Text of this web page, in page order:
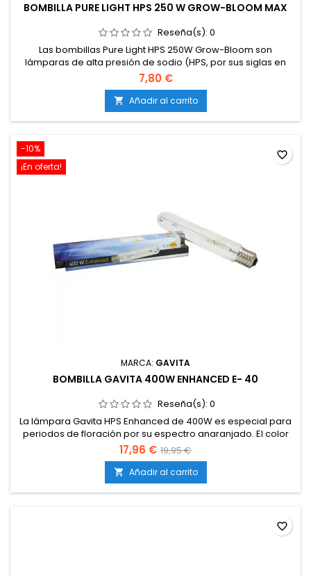
BOMBILLA PURE LIGHT HPS 250 W GROW-BLOOM MAX
Reseña(s): 0
Las bombillas Pure Light HPS 250W Grow-Bloom son
lámparas de alta presión de sodio (HPS, por sus siglas en
inglés) de las denominadas mixtas, ya que aportan el
espectro de luz adecuado para las fases de crecimiento y
floración de las plantas.
7,80 €
 Añadir al carrito
-10%
¡En oferta!
MARCA: GAVITA
BOMBILLA GAVITA 400W ENHANCED E- 40
Reseña(s): 0
La lámpara Gavita HPS Enhanced de 400W es especial para
periodos de floración por su espectro anaranjado. El color
de esta lámpara es principalmente rojo y destaca en ella los
tonos anaranjados, rojos y amarillos que producen
determinados efectos sobre las plantas como: producción
de más yemas, floración y engorde masivo.
17,96 € 19,95 €
 Añadir al carrito
favorite_border
favorite_border